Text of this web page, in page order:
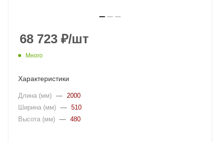
68 723 ₽/шт
Много
Характеристики
Длина (мм) —
2000
Ширина (мм) — 510
Высота (мм) — 480